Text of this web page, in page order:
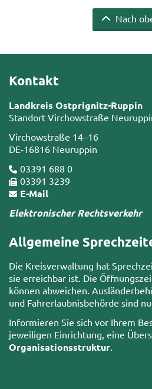
Nach
Kontakt
Landkreis Ostprignitz-Ruppin
Standort Virchowstraße
Virchowstraße 14–16
DE-16816 Neuruppin
03391 688 0
03391 3239
E-Mail
Elektronischer Rechtsverkehr
Allgemeine
Die Kreisverwaltung hat
sie erreichbar ist. Die
können abweichen.
und Fahrerlaubnisbehörde sind
Informieren Sie sich vor Ihrem
jeweiligen Einrichtung, eine
Organisationsstruktur.